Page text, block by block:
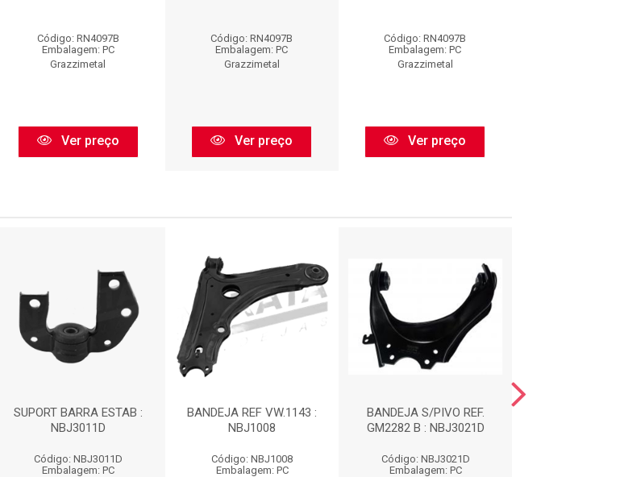
Código: RN4097B
Embalagem: PC
Grazzimetal
Ver preço
Código: RN4097B
Embalagem: PC
Grazzimetal
Ver preço
Código: RN4097B
Embalagem: PC
Grazzimetal
Ver preço
SUPORT BARRA ESTAB :
NBJ3011D
Código: NBJ3011D
Embalagem: PC
BANDEJA REF VW.1143 :
NBJ1008
Código: NBJ1008
Embalagem: PC
BANDEJA S/PIVO REF.
GM2282 B : NBJ3021D
Código: NBJ3021D
Embalagem: PC